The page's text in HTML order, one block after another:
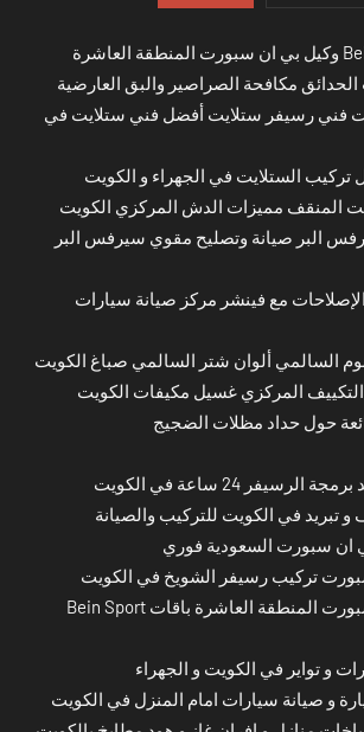
مكافحة الصراصير والبق العارضية
فني رسيفر ستلايت أفضل فني ستلايت في
تركيب الستلايت في الجهراء و الكويت
المنقف مميزات الدش المركزي الكويت
البر صيانة وتصليح مقوي سيرفس البر
مع فينشر مركز صيانة سيارات
السالمي ألوان شتر السالمي صباغ الكويت
التكييف المركزي غسيل مكيفات الكويت
حول حداد مظلات الضجيج
24 ساعة في الكويت
و تبريد في الكويت للتركيب والصيانة
ان سبورت السعودية فوري
تركيب رسيفر الشويخ في الكويت
اشتراك بي ان سبورت المنطقة العاشرة باقات Bein Sport
و تواير في الكويت و الجهراء
و صيانة سيارات امام المنزل في الكويت